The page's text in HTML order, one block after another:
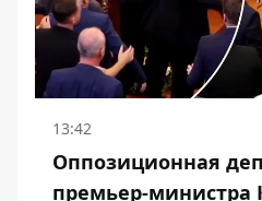
13:42
Оппозиционная
премьер-министра